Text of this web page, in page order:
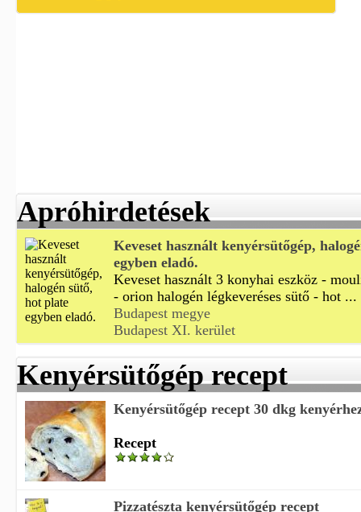
Apróhirdetések
Keveset használt kenyérsütőgép,
egyben eladó.
Keveset használt 3 konyhai eszköz -
- orion halogén légkeveréses sütő - hot ...
Budapest megye
Budapest XI. kerület
Kenyérsütőgép recept
Kenyérsütőgép recept 30 dkg
Recept
Pizzatészta kenyérsütőgép recept